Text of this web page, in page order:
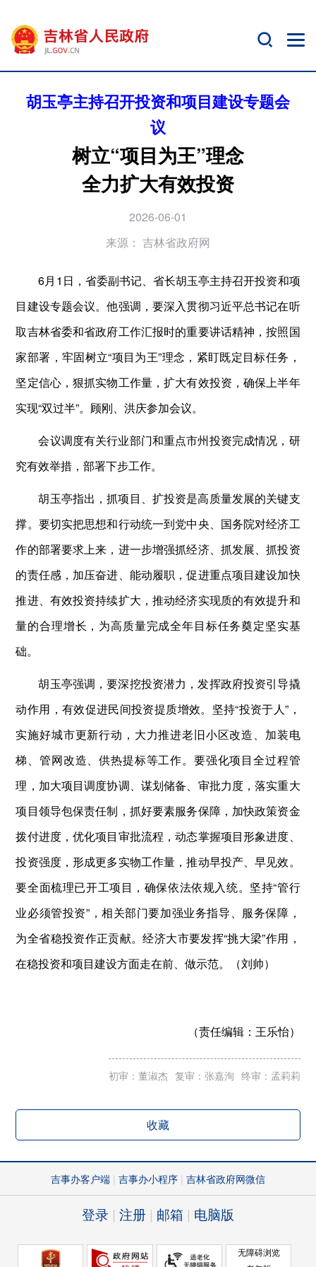
胡玉亭主持召开投资和项目建设专题会
议
树立“项目为王”理念
全力扩大有效投资
2026-06-01
来源： 吉林省政府网
6月1日，省委副书记、省长胡玉亭主持召开投资和项
目建设专题会议。他强调，要深入贯彻习近平总书记在听
取吉林省委和省政府工作汇报时的重要讲话精神，按照国
家部署，牢固树立“项目为王”理念，紧盯既定目标任务，
坚定信心，狠抓实物工作量，扩大有效投资，确保上半年
实现“双过半”。顾刚、洪庆参加会议。
会议调度有关行业部门和重点市州投资完成情况，研
究有效举措，部署下步工作。
胡玉亭指出，抓项目、扩投资是高质量发展的关键支
撑。要切实把思想和行动统一到党中央、国务院对经济工
作的部署要求上来，进一步增强抓经济、抓发展、抓投资
的责任感，加压奋进、能动履职，促进重点项目建设加快
推进、有效投资持续扩大，推动经济实现质的有效提升和
量的合理增长，为高质量完成全年目标任务奠定坚实基
础。
胡玉亭强调，要深挖投资潜力，发挥政府投资引导撬
动作用，有效促进民间投资提质增效。坚持“投资于人”，
实施好城市更新行动，大力推进老旧小区改造、加装电
梯、管网改造、供热提标等工作。要强化项目全过程管
理，加大项目调度协调、谋划储备、审批力度，落实重大
项目领导包保责任制，抓好要素服务保障，加快政策资金
拨付进度，优化项目审批流程，动态掌握项目形象进度、
投资强度，形成更多实物工作量，推动早投产、早见效。
要全面梳理已开工项目，确保依法依规入统。坚持“管行
业必须管投资”，相关部门要加强业务指导、服务保障，
为全省稳投资作正贡献。经济大市要发挥“挑大梁”作用，
在稳投资和项目建设方面走在前、做示范。（刘帅）
（责任编辑： 王乐怡）
初审：董淑杰 复审：张嘉洵 终审：孟莉莉
收藏